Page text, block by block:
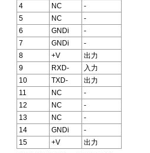
4
NC
-
5
NC
-
6
GNDi
-
7
GNDi
-
8
+V
出力
9
RXD-
入力
10
TXD-
出力
11
NC
-
12
NC
-
13
NC
-
14
GNDi
-
15
+V
出力